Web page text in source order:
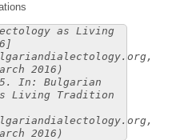
as Living
2016)
In: Bulgarian
Living Tradition
2016)